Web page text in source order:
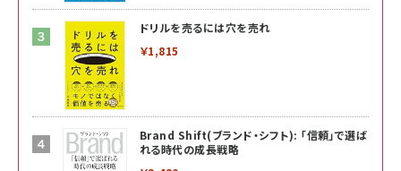
ドリルを売るには穴を売れ
￥1,815
Brand Shift(ブランド・シフト): 「信頼」で選ば
れる時代の成長戦略